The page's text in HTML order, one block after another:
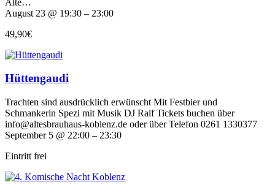
August 23 @ 19:30 – 23:00
49,90€
Hüttengaudi
Trachten sind ausdrücklich erwünscht Mit Festbier und
Schmankerln Spezi mit Musik DJ Ralf Tickets buchen über
info@altesbrauhaus-koblenz.de oder über Telefon 0261 1330377
September 5 @ 22:00 – 23:30
Eintritt frei